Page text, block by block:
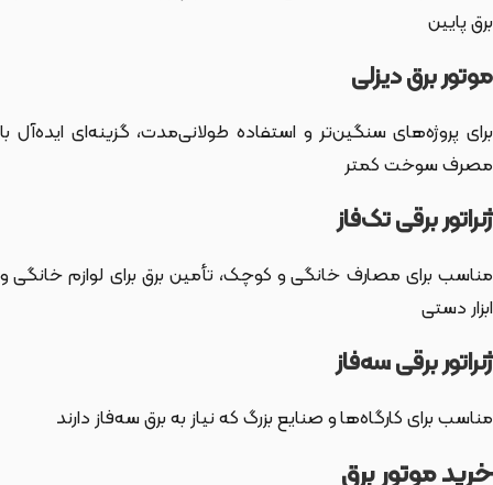
برق پایین
موتور برق دیزلی
برای پروژه‌های سنگین‌تر و استفاده طولانی‌مدت، گزینه‌ای ایده‌آل با
مصرف سوخت کمتر
ژنراتور برقی تک‌فاز
مناسب برای مصارف خانگی و کوچک، تأمین برق برای لوازم خانگی و
ابزار دستی
ژنراتور برقی سه‌فاز
مناسب برای کارگاه‌ها و صنایع بزرگ که نیاز به برق سه‌فاز دارند
خرید موتور برق